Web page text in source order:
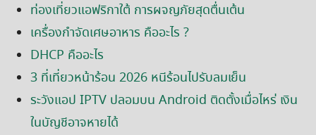
ท่องเที่ยวแอฟริกาใต้ การผจญภัยสุดตื่นเต้น
เครื่องกำจัดเศษอาหาร คืออะไร ?
DHCP คืออะไร
3 ที่เที่ยวหน้าร้อน 2026 หนีร้อนไปรับลมเย็น
ระวังแอป IPTV ปลอมบน Android ติดตั้งเมื่อไหร่ เงิน
ในบัญชีอาจหายได้